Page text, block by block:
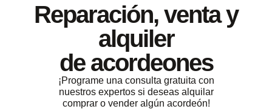
Reparación, venta y
alquiler
de acordeones
¡Programe una consulta gratuita con
nuestros expertos si deseas alquilar
comprar o vender algún acordeón!